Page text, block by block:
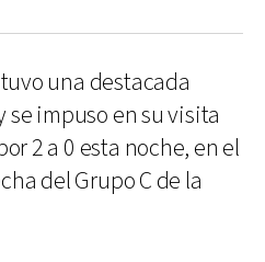
una destacada
impuso en su visita
2 a 0 esta noche, en el
del Grupo C de la